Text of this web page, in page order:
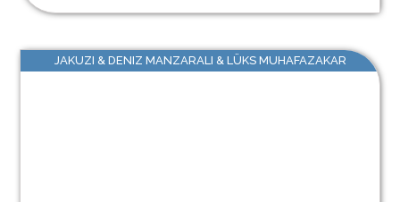
JAKUZI & DENIZ MANZARALI & LÜKS MUHAFAZAKAR